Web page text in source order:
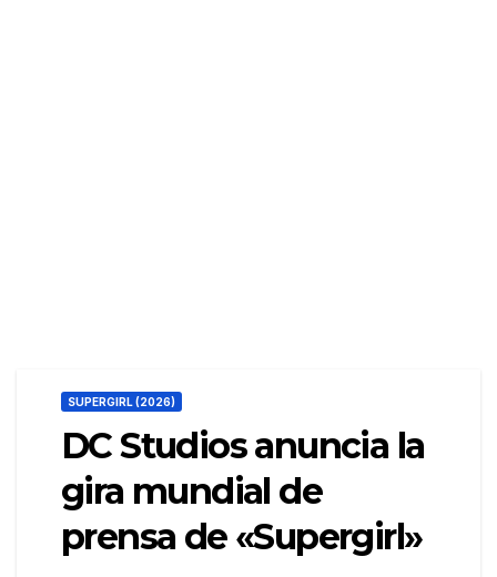
SUPERGIRL (2026)
DC Studios anuncia la
gira mundial de
prensa de «Supergirl»